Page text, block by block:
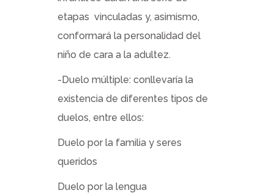
etapas vinculadas y, asimismo,
conformará la personalidad del
niño de cara a la adultez.
-Duelo múltiple: conllevaría la
existencia de diferentes tipos de
duelos, entre ellos:
Duelo por la familia y seres
queridos
Duelo por la lengua